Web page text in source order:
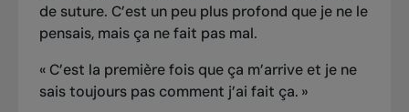
de suture. C’est un peu plus profond que je ne le
pensais, mais ça ne fait pas mal.
« C’est la première fois que ça m’arrive et je ne
sais toujours pas comment j’ai fait ça. »